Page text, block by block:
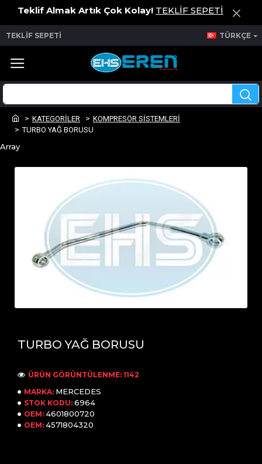
Teklif Almak Artık Çok Kolay! TEKLİF SEPETİ
TEKLİF SEPETİ TÜRKÇE
KATEGORİLER
KOMPRESÖR SİSTEMLERİ
TURBO YAĞ BORUSU
Array
TURBO YAĞ BORUSU
MARKA: MERCEDES
STOK KODU: 6964
OEM: 4601800720
OEM: 4571804320
ÜRÜN GÖRÜNTÜLENME: 1142